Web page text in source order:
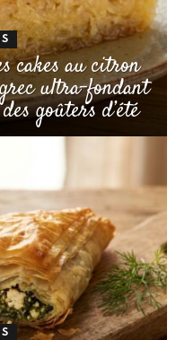
cakes au citron
ultra-fondant
goûters d’été